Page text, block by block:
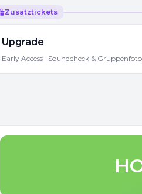
Zusatztickets
Upgrade
Early Access · Soundcheck &